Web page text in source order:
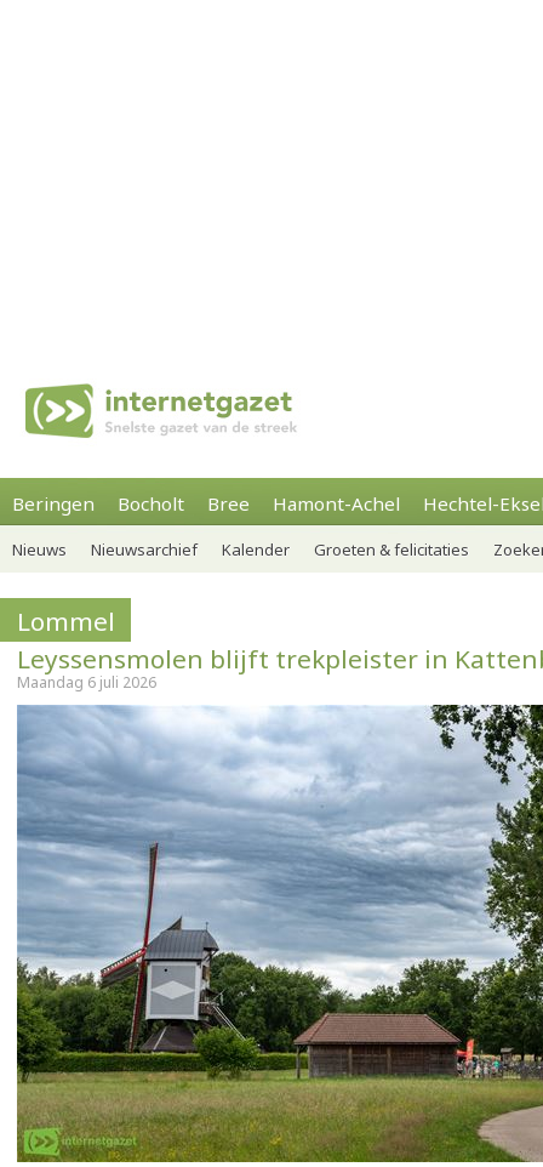
Beringen Bocholt Bree Hamont-Achel Hechtel-
Nieuws Nieuwsarchief Kalender Groeten & felicitaties
Lommel
Leyssensmolen blijft trekpleister in
Maandag 6 juli 2026